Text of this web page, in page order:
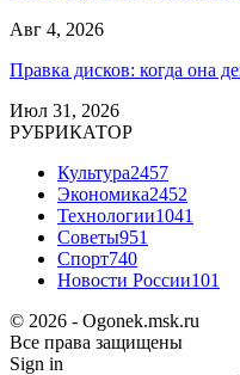
Авг 4, 2026
Правка дисков: когда она
Июл 31, 2026
РУБРИКАТОР
Культура2457
Экономика2452
Технологии1041
Советы951
Спорт740
Новости России101
© 2026 - Ogonek.msk.ru
Все права защищены
Sign in